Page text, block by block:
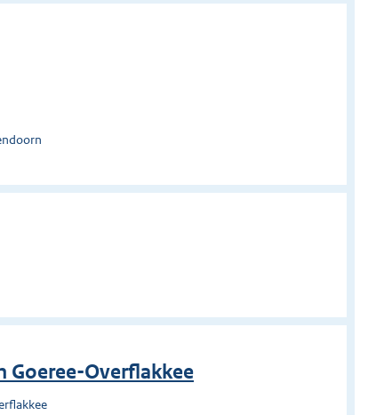
Goeree-Overflakkee